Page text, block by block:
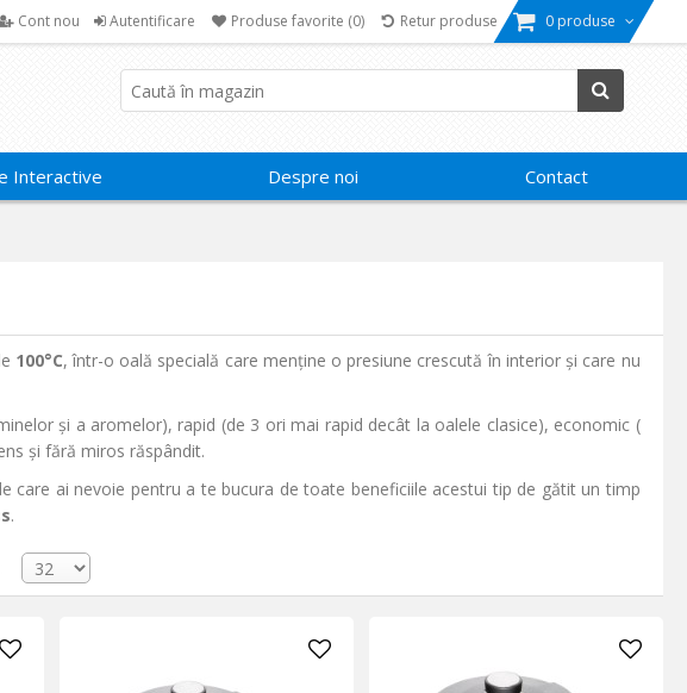
Cont nou Autentificare Produse favorite (0) Retur produse 0 produse
Interactive Despre noi Contact
100°C, într-o oală specială care menține o presiune crescută în interior și care nu
și a aromelor), rapid (de 3 ori mai rapid decât la oalele clasice), economic (
și fără miros răspândit.
care ai nevoie pentru a te bucura de toate beneficiile acestui tip de gătit un timp
.